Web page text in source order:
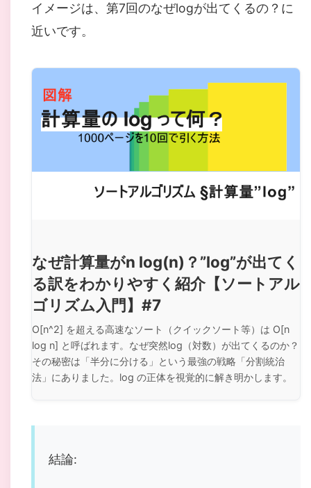
イメージは、第7回のなぜlogが出てくるの？に
近いです。
なぜ計算量がn log(n)？”log”が出てく
る訳をわかりやすく紹介【ソートアル
ゴリズム入門】#7
O[n^2] を超える高速なソート（クイックソート等）は O[n
log n] と呼ばれます。なぜ突然log（対数）が出てくるのか？
その秘密は「半分に分ける」という最強の戦略「分割統治
法」にありました。log の正体を視覚的に解き明かします。
結論: